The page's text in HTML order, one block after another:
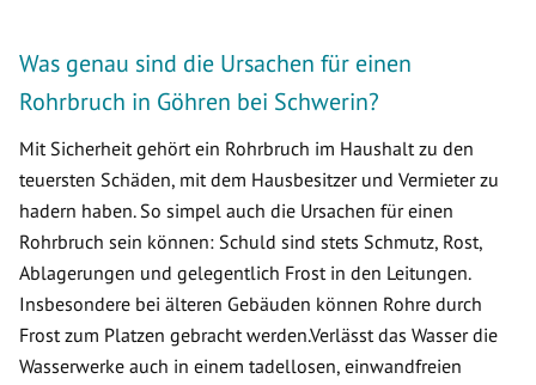
Was genau sind die Ursachen für einen
Rohrbruch in Göhren bei Schwerin?
Mit Sicherheit gehört ein Rohrbruch im Haushalt zu den
teuersten Schäden, mit dem Hausbesitzer und Vermieter zu
hadern haben. So simpel auch die Ursachen für einen
Rohrbruch sein können: Schuld sind stets Schmutz, Rost,
Ablagerungen und gelegentlich Frost in den Leitungen.
Insbesondere bei älteren Gebäuden können Rohre durch
Frost zum Platzen gebracht werden.Verlässt das Wasser die
Wasserwerke auch in einem tadellosen, einwandfreien